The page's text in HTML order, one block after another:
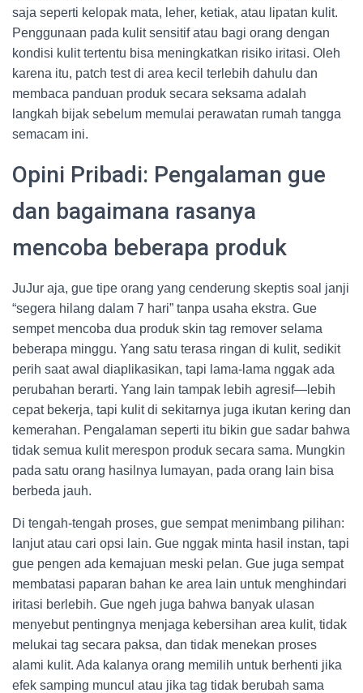
saja seperti kelopak mata, leher, ketiak, atau lipatan kulit.
Penggunaan pada kulit sensitif atau bagi orang dengan
kondisi kulit tertentu bisa meningkatkan risiko iritasi. Oleh
karena itu, patch test di area kecil terlebih dahulu dan
membaca panduan produk secara seksama adalah
langkah bijak sebelum memulai perawatan rumah tangga
semacam ini.
Opini Pribadi: Pengalaman gue
dan bagaimana rasanya
mencoba beberapa produk
JuJur aja, gue tipe orang yang cenderung skeptis soal janji
“segera hilang dalam 7 hari” tanpa usaha ekstra. Gue
sempet mencoba dua produk skin tag remover selama
beberapa minggu. Yang satu terasa ringan di kulit, sedikit
perih saat awal diaplikasikan, tapi lama-lama nggak ada
perubahan berarti. Yang lain tampak lebih agresif—lebih
cepat bekerja, tapi kulit di sekitarnya juga ikutan kering dan
kemerahan. Pengalaman seperti itu bikin gue sadar bahwa
tidak semua kulit merespon produk secara sama. Mungkin
pada satu orang hasilnya lumayan, pada orang lain bisa
berbeda jauh.
Di tengah-tengah proses, gue sempat menimbang pilihan:
lanjut atau cari opsi lain. Gue nggak minta hasil instan, tapi
gue pengen ada kemajuan meski pelan. Gue juga sempat
membatasi paparan bahan ke area lain untuk menghindari
iritasi berlebih. Gue ngeh juga bahwa banyak ulasan
menyebut pentingnya menjaga kebersihan area kulit, tidak
melukai tag secara paksa, dan tidak menekan proses
alami kulit. Ada kalanya orang memilih untuk berhenti jika
efek samping muncul atau jika tag tidak berubah sama